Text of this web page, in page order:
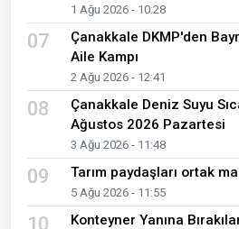
1 Ağu 2026 - 10:28
07
Çanakkale DKMP'den
Aile Kampı
2 Ağu 2026 - 12:41
08
Çanakkale Deniz Suyu
Ağustos 2026 Pazartesi
3 Ağu 2026 - 11:48
09 Tarım paydaşları ortak
5 Ağu 2026 - 11:55
10
Konteyner Yanına